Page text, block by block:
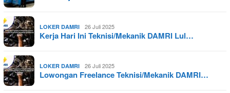
LOKER DAMRI 26 Juli 2025
Kerja Hari Ini Teknisi/Mekanik DAMRI Lul…
LOKER DAMRI 26 Juli 2025
Lowongan Freelance Teknisi/Mekanik DAMRI…